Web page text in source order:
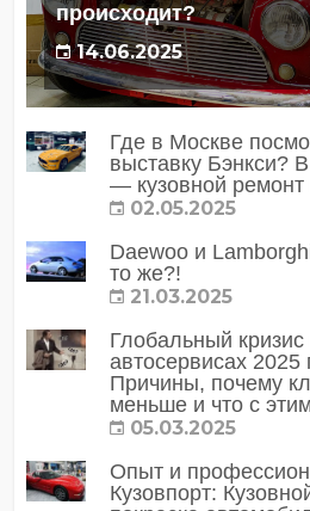
происходит?
14.06.2025
Где в Москве
выставку Бэнкси?
— кузовной
02.05.2025
Daewoo и
то же?!
21.03.2025
Глобальный кризис
автосервисах 2025
Причины, почему
меньше и что с
05.03.2025
Опыт и
Кузовпорт: